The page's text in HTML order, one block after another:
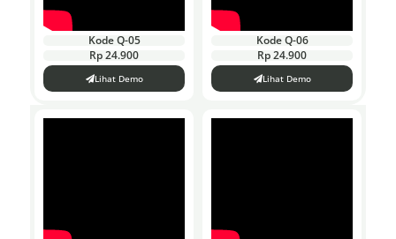
Kode Q-05
Rp 24.900
Lihat Demo
Kode Q-06
Rp 24.900
Lihat Demo